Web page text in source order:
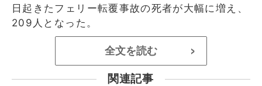
日起きたフェリー転覆事故の死者が大幅に増え、
209人となった。
全文を読む >
関連記事